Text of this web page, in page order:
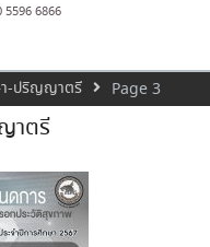
5596 6866
า-ปริญญาตรี Page 3
าตรี